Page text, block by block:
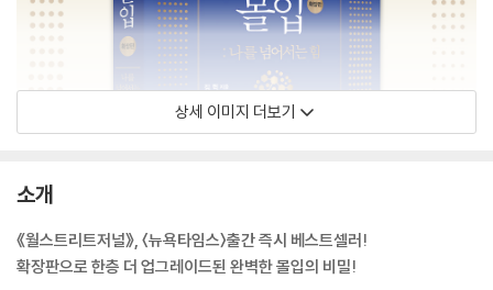
상세 이미지 더보기
소개
《월스트리트저널》, 〈뉴욕타임스〉출간 즉시 베스트셀러!
확장판으로 한층 더 업그레이드된 완벽한 몰입의 비밀!